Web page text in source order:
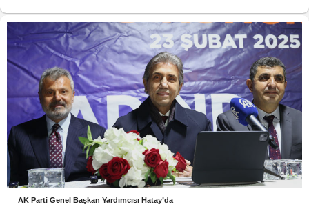
AK Parti Genel Başkan Yardımcısı Hatay’da